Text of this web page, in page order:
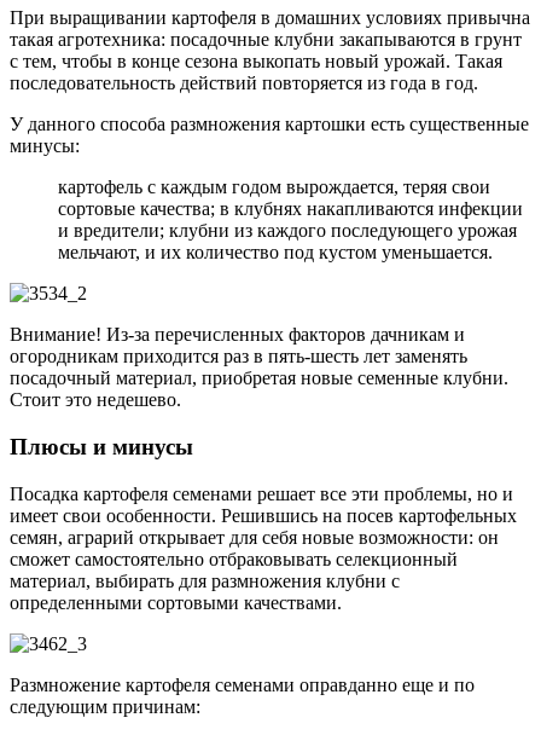
При выращивании картофеля в домашних условиях привычна
такая агротехника: посадочные клубни закапываются в грунт
с тем, чтобы в конце сезона выкопать новый урожай. Такая
последовательность действий повторяется из года в год.
У данного способа размножения картошки есть существенные
минусы:
картофель с каждым годом вырождается, теряя свои
сортовые качества; в клубнях накапливаются инфекции
и вредители; клубни из каждого последующего урожая
мельчают, и их количество под кустом уменьшается.
Внимание! Из-за перечисленных факторов дачникам и
огородникам приходится раз в пять-шесть лет заменять
посадочный материал, приобретая новые семенные клубни.
Стоит это недешево.
Плюсы и минусы
Посадка картофеля семенами решает все эти проблемы, но и
имеет свои особенности. Решившись на посев картофельных
семян, аграрий открывает для себя новые возможности: он
сможет самостоятельно отбраковывать селекционный
материал, выбирать для размножения клубни с
определенными сортовыми качествами.
Размножение картофеля семенами оправданно еще и по
следующим причинам: